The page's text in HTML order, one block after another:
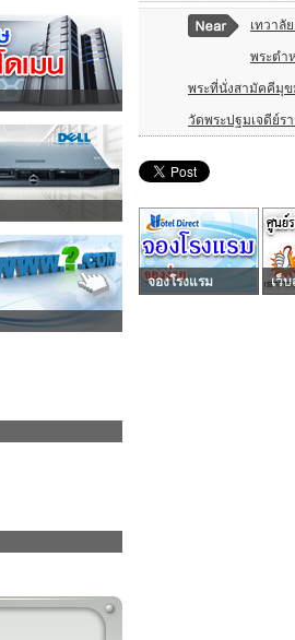
เทวาลั
พระตำ
พระที่นั่งสามัคคีมุ
วัดพระปฐมเจดีย์ร
จองโรงแรม เว็บ